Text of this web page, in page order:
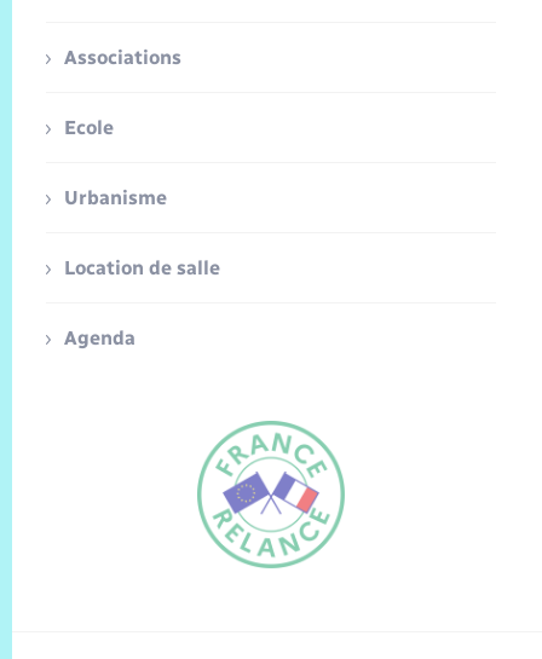
Associations
Ecole
Urbanisme
Location de salle
Agenda